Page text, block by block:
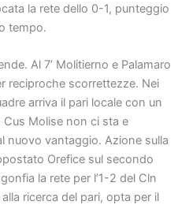
la rete dello 0-1, punteggio
tempo.
Al 7’ Molitierno e Palamaro
reciproche scorrettezze. Nei
arriva il pari locale con un
Molise non ci sta e
nuovo vantaggio. Azione sulla
Orefice sul secondo
la rete per l’1-2 del Cln
alla ricerca del pari, opta per il